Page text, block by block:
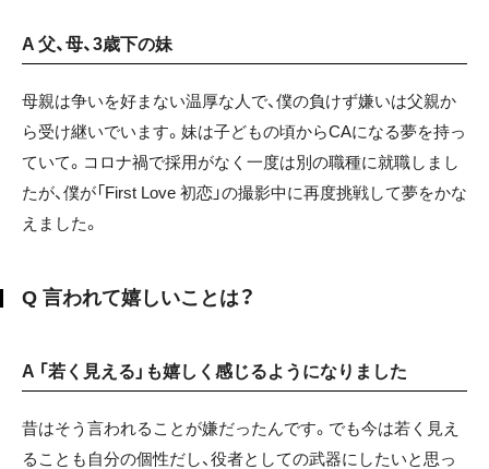
A 父、母、3歳下の妹
母親は争いを好まない温厚な人で、僕の負けず嫌いは父親か
ら受け継いでいます。妹は子どもの頃からCAになる夢を持っ
ていて。コロナ禍で採用がなく一度は別の職種に就職しまし
たが、僕が「First Love 初恋」の撮影中に再度挑戦して夢をかな
えました。
Q 言われて嬉しいことは？
A 「若く見える」も嬉しく感じるようになりました
昔はそう言われることが嫌だったんです。でも今は若く見え
ることも自分の個性だし、役者としての武器にしたいと思っ